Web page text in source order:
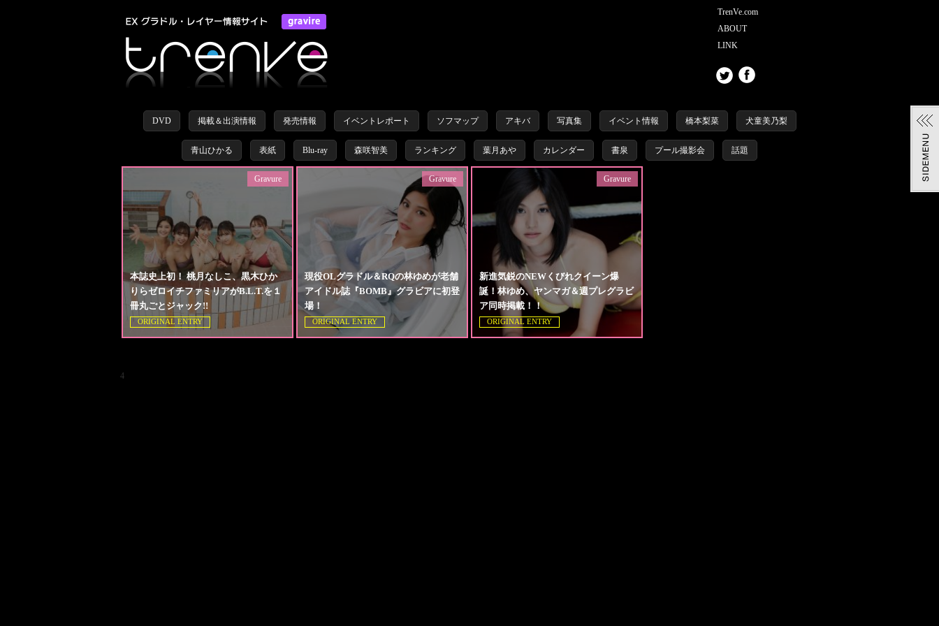
TrenVe.com
ABOUT
LINK
DVD 掲載＆出演情報 発売情報 イベントレポート ソフマップ アキバ 写真集 イベント情報 橋本梨菜 犬童美乃梨
青山ひかる 表紙 Blu-ray 森咲智美 ランキング 葉月あや カレンダー 書泉 プール撮影会 話題
本誌史上初！ 桃月なしこ、黒木ひか
りらゼロイチファミリアがB.L.T.を１
冊丸ごとジャック!!
ORIGINAL ENTRY
Gravure
現役OLグラドル＆RQの林ゆめが老舗
アイドル誌『BOMB』グラビアに初登
場！
ORIGINAL ENTRY
Gravure
新進気鋭のNEWくびれクイーン爆
誕！林ゆめ、ヤンマガ＆週プレグラビ
ア同時掲載！！
ORIGINAL ENTRY
Gravure
4